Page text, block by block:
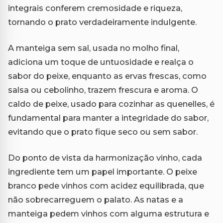
integrais conferem cremosidade e riqueza,
tornando o prato verdadeiramente indulgente.
A manteiga sem sal, usada no molho final,
adiciona um toque de untuosidade e realça o
sabor do peixe, enquanto as ervas frescas, como
salsa ou cebolinho, trazem frescura e aroma. O
caldo de peixe, usado para cozinhar as quenelles, é
fundamental para manter a integridade do sabor,
evitando que o prato fique seco ou sem sabor.
Do ponto de vista da harmonização vinho, cada
ingrediente tem um papel importante. O peixe
branco pede vinhos com acidez equilibrada, que
não sobrecarreguem o palato. As natas e a
manteiga pedem vinhos com alguma estrutura e